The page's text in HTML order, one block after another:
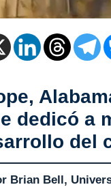
dedicó a
del
Brian Bell,